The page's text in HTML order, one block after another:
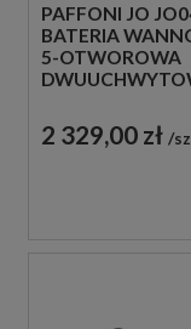
PAFFONI JO
BATERIA
5-OTWOROWA
2 329,00 zł